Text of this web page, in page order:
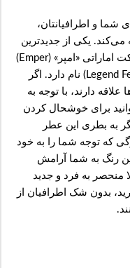
شما و اطرافیانتان،
یکی از جدیدترین
عطرهای شیرین محصولی است از شرکت اماراتی «امپر» (Emper)
. این ادو پرفیوم زنانه، «لجند فم» (Legend Femme) نام دارد. اگر
دارند، با توجه به
برای خوشحال کردن
به بطری این عطر
که توجه شما را به خود
رنگ به شما آرامش
منحصر به فرد و جدید
بدون شک اطرافیان از